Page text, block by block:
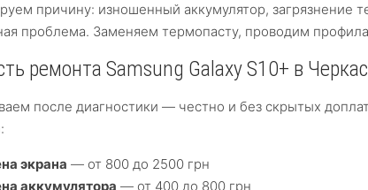
причину: изношенный аккумулятор, загрязнение
проблема. Заменяем термопасту, проводим
ремонта Samsung Galaxy S10+ в
после диагностики — честно и без скрытых
экрана — от 800 до 2500 грн
аккумулятора — от 400 до 800 грн